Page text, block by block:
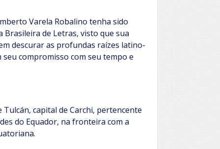
Varela Robalino tenha sido
Brasileira de Letras, visto que sua
descurar as profundas raízes latino-
compromisso com seu tempo e
capital de Carchi, pertencente
do Equador, na fronteira com a